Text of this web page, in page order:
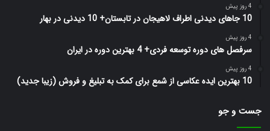
4 روز پیش
10 جاهای دیدنی اطراف لاهیجان در تابستان+ 10 دیدنی در بهار
4 روز پیش
سرفصل های دوره توسعه فردی+ 4 بهترین دوره در ایران
4 روز پیش
10 بهترین ایده عکاسی از شمع برای کمک به تبلیغ و فروش (زیبا جدید)
جست و جو